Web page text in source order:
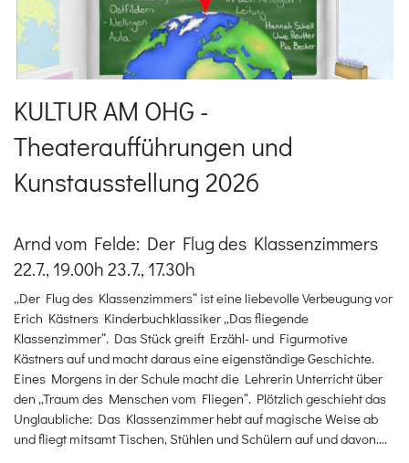
KULTUR AM OHG -
Theateraufführungen und
Kunstausstellung 2026
Arnd vom Felde: Der Flug des Klassenzimmers
22.7., 19.00h 23.7., 17.30h
„Der Flug des Klassenzimmers“ ist eine liebevolle Verbeugung vor
Erich Kästners Kinderbuchklassiker „Das fliegende
Klassenzimmer“. Das Stück greift Erzähl- und Figurmotive
Kästners auf und macht daraus eine eigenständige Geschichte.
Eines Morgens in der Schule macht die Lehrerin Unterricht über
den „Traum des Menschen vom Fliegen“. Plötzlich geschieht das
Unglaubliche: Das Klassenzimmer hebt auf magische Weise ab
und fliegt mitsamt Tischen, Stühlen und Schülern auf und davon….